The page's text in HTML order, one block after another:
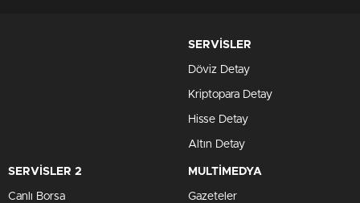
SERVİSLER
Döviz Detay
Kriptopara Detay
Hisse Detay
Altın Detay
SERVİSLER 2
Canlı Borsa
MULTİMEDYA
Gazeteler